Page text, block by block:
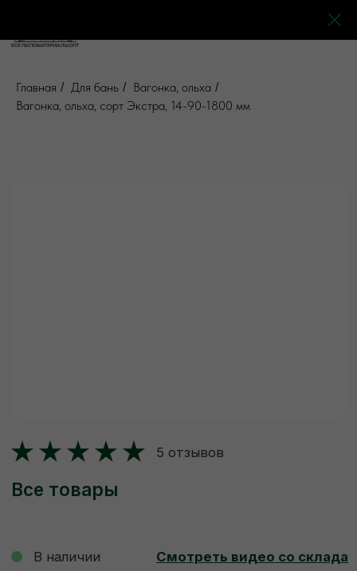
Главная / Для бань / Вагонка, ольха /
Вагонка, ольха, сорт Экстра, 14-90-1800 мм
Объем
55 р.